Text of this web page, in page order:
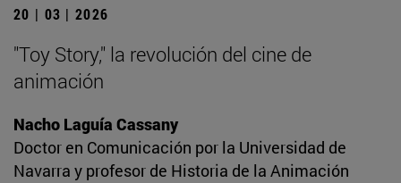
20 | 03 | 2026
"Toy Story," la revolución del cine de
animación
Nacho Laguía Cassany
Doctor en Comunicación por la Universidad de
Navarra y profesor de Historia de la Animación